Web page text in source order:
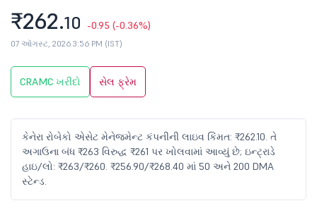
₹262.10 -0.95 (-0.36%)
07 ઑગસ્ટ, 2026 3:56 PM (IST)
CRAMC ખરીદો સેલ ફ્રેમ
કેનેરા રોબેકો એસેટ મેનેજમેન્ટ કંપનીની લાઇવ કિંમત: ₹262.10. તે
અગાઉના બંધ ₹263 વિરુદ્ધ ₹261 પર ખોલવામાં આવ્યું છે; ઇન્ટ્રાડે
હાઇ/લો: ₹263/₹260. ₹256.90/₹268.40 માં 50 અને 200 DMA
સ્ટેન્ડ.